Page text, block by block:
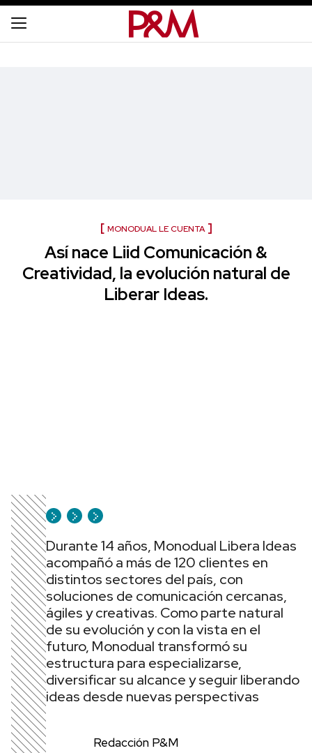
MONODUAL LE CUENTA
Así nace Liid Comunicación &
Creatividad, la evolución natural de
Liberar Ideas.
Durante 14 años, Monodual Libera Ideas
acompañó a más de 120 clientes en
distintos sectores del país, con
soluciones de comunicación cercanas,
ágiles y creativas. Como parte natural
de su evolución y con la vista en el
futuro, Monodual transformó su
estructura para especializarse,
diversificar su alcance y seguir liberando
ideas desde nuevas perspectivas
Redacción P&M